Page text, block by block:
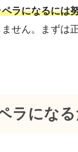
ラになるには
せん。
まずは
ラになる